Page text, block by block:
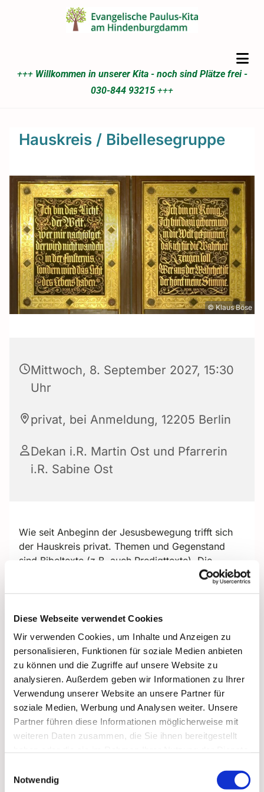
Diese Webseite verwendet Cookies
Wir verwenden Cookies, um Inhalte und Anzeigen zu
personalisieren, Funktionen für soziale Medien anbieten
zu können und die Zugriffe auf unsere Website zu
analysieren. Außerdem geben wir Informationen zu Ihrer
Verwendung unserer Website an unsere Partner für
soziale Medien, Werbung und Analysen weiter. Unsere
Partner führen diese Informationen möglicherweise mit
weiteren Daten zusammen, die Sie ihnen bereitgestellt
Notwendig
+++ Willkommen in unserer Kita - noch sind Plätze frei -
030-844 93215 +++
Hauskreis / Bibellesegruppe
© Klaus Böse
Mittwoch, 8. September 2027, 15:30
Uhr
privat, bei Anmeldung, 12205 Berlin
Dekan i.R. Martin Ost und Pfarrerin
i.R. Sabine Ost
Wie seit Anbeginn der Jesusbewegung trifft sich
der Hauskreis privat. Themen und Gegenstand
sind Bibeltexte (z.B. auch Predigttexte). Die
Teilnehmenden interpretieren und assoziieren ihn
unterstützt von Dekan i.R. Martin Ost und Pfarrerin
i.R. Sabine Ost.
monatlich, immer mittwochs um 15.30 Uhr
Die nächsten Termine 2026:
11. März
15. April
13. Mai
Bitte anmelden unter Sabine.Ost@t-online.de